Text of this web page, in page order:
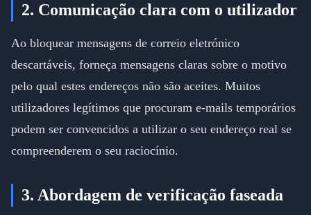
2. Comunicação clara com o utilizador
Ao bloquear mensagens de correio eletrónico
descartáveis, forneça mensagens claras sobre o motivo
pelo qual estes endereços não são aceites. Muitos
utilizadores legítimos que procuram e-mails temporários
podem ser convencidos a utilizar o seu endereço real se
compreenderem o seu raciocínio.
3. Abordagem de verificação faseada